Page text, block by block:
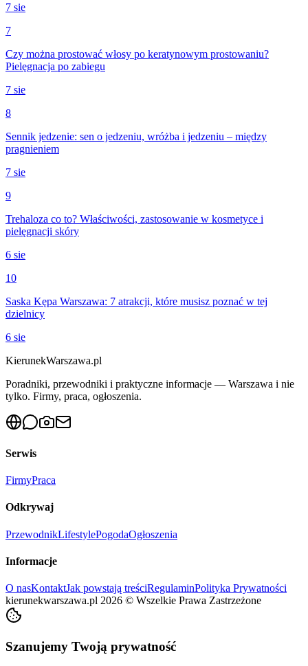
7 sie
7
Czy można prostować włosy po keratynowym prostowaniu?
Pielęgnacja po zabiegu
7 sie
8
Sennik jedzenie: sen o jedzeniu, wróżba i jedzeniu – między
pragnieniem
7 sie
9
Trehaloza co to? Właściwości, zastosowanie w kosmetyce i
pielęgnacji skóry
6 sie
10
Saska Kępa Warszawa: 7 atrakcji, które musisz poznać w tej
dzielnicy
6 sie
KierunekWarszawa.pl
Poradniki, przewodniki i praktyczne informacje — Warszawa i nie
tylko. Firmy, praca, ogłoszenia.
Serwis
FirmyPraca
Odkrywaj
PrzewodnikLifestylePogodaOgłoszenia
Informacje
O nasKontaktJak powstają treściRegulaminPolityka Prywatności
kierunekwarszawa.pl 2026 © Wszelkie Prawa Zastrzeżone
Szanujemy Twoją prywatność